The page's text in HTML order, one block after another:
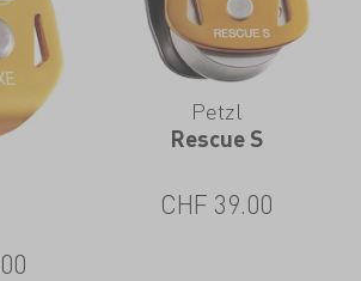
Petzl
Rescue S
CHF 39.00